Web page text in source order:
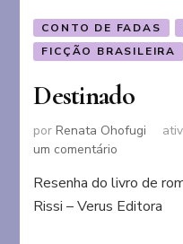
CONTO DE FADAS
FICÇÃO BRASILEIRA
Destinado
porRenata Ohofugi
um comentário
Resenha do livro de
Rissi – Verus Editora